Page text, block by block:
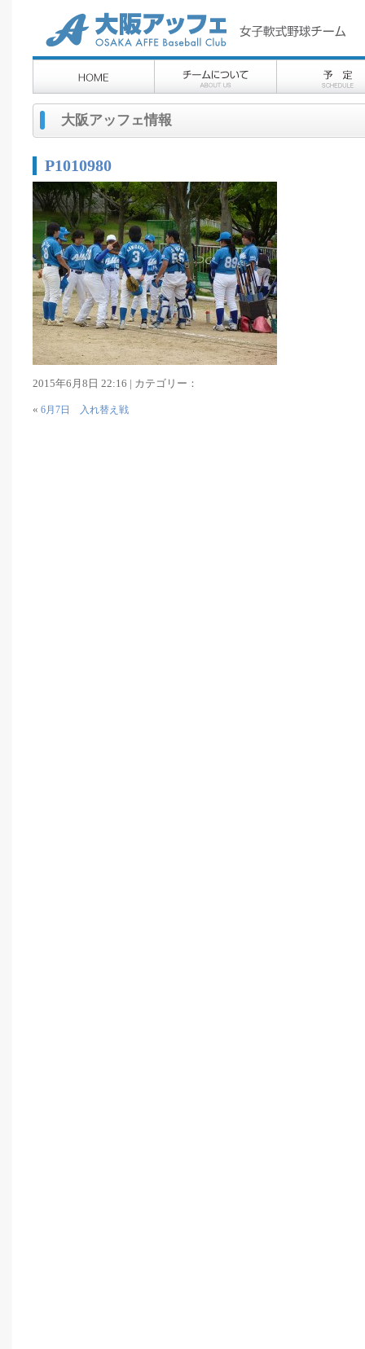
大阪アッフェ情報
P1010980
2015年6月8日 22:16 | カテゴリー：
« 6月7日 入れ替え戦